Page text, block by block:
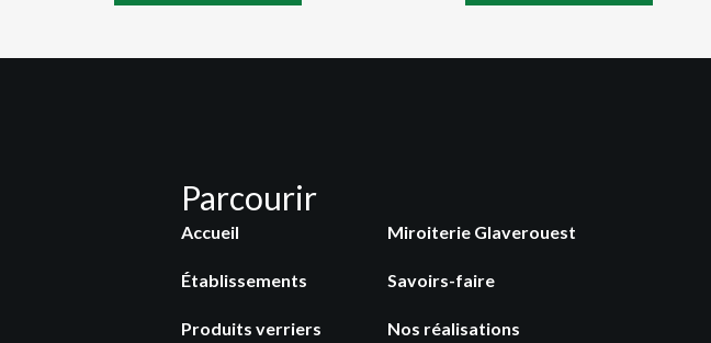
Parcourir
Accueil Miroiterie Glaverouest
Établissements Savoirs-faire
Produits verriers Nos réalisations